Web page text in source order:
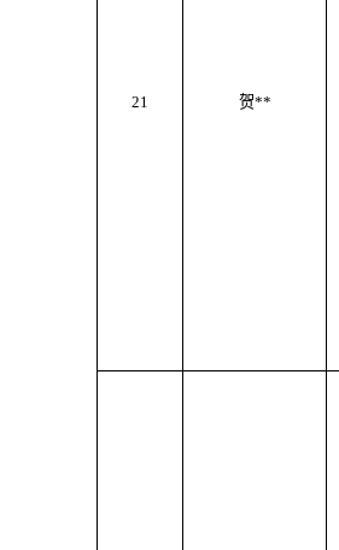
21 贺**